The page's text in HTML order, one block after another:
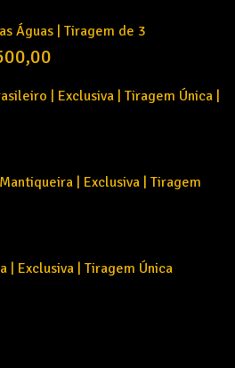
Águas | Tiragem de 3
R$2.500,00
| Exclusiva | Tiragem Única |
| Exclusiva | Tiragem
| Exclusiva | Tiragem Única